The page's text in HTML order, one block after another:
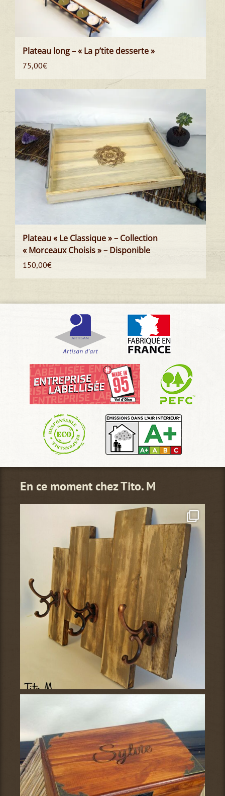
Plateau long – « La p’tite desserte »
75,00€
Plateau « Le Classique » – Collection
« Morceaux Choisis » – Disponible
150,00€
En ce moment chez Tito. M